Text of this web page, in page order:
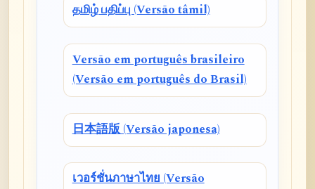
தமிழ் பதிப்பு (Versão tâmil)
Versão em português brasileiro
(Versão em português do Brasil)
日本語版 (Versão japonesa)
เวอร์ชั่นภาษาไทย (Versão